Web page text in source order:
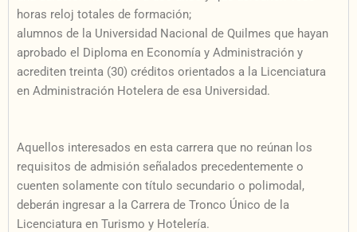
horas reloj totales de formación;
alumnos de la Universidad Nacional de Quilmes que hayan
aprobado el Diploma en Economía y Administración y
acrediten treinta (30) créditos orientados a la Licenciatura
en Administración Hotelera de esa Universidad.
Aquellos interesados en esta carrera que no reúnan los
requisitos de admisión señalados precedentemente o
cuenten solamente con título secundario o polimodal,
deberán ingresar a la Carrera de Tronco Único de la
Licenciatura en Turismo y Hotelería.